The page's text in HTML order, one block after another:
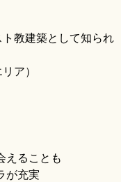
ト教建築として知られ
ア）
えることも
が充実